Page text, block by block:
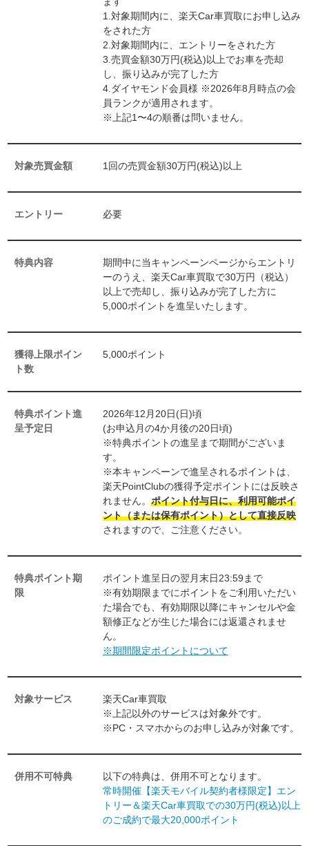
1.対象期間内に、楽天Car車買取にお申し込み
をされた方
2.対象期間内に、エントリーをされた方
3.売買金額30万円(税込)以上でお車を売却
し、振り込みが完了した方
4.ダイヤモンド会員様 ※2026年8月時点の会
員ランクが適用されます。
※上記1〜4の順番は問いません。
対象売買金額 1回の売買金額30万円(税込)以上
エントリー 必要
特典内容
期間中に当キャンペーンページからエントリ
ーのうえ、楽天Car車買取で30万円（税込）
以上で売却し、振り込みが完了した方に
5,000ポイントを進呈いたします。
獲得上限ポイン
ト数
5,000ポイント
特典ポイント進
呈予定日
2026年12月20日(日)頃
(お申込月の4か月後の20日頃)
※特典ポイントの進呈まで期間がございま
す。
※本キャンペーンで進呈されるポイントは、
楽天PointClubの獲得予定ポイントには反映さ
れません。 ポイント付与日に、利用可能ポイ
ント（または保有ポイント）として直接反映
されますので、ご注意ください。
特典ポイント期
限
ポイント進呈日の翌月末日23:59まで
※有効期限までにポイントをご利用いただい
た場合でも、有効期限以降にキャンセルや金
額修正などが生じた場合には返還されませ
ん。
※期間限定ポイントについて
対象サービス
楽天Car車買取
※上記以外のサービスは対象外です。
※PC・スマホからのお申し込みが対象です。
併用不可特典
以下の特典は、併用不可となります。
常時開催【楽天モバイル契約者様限定】エン
トリー＆楽天Car車買取での30万円(税込)以上
のご成約で最大20,000ポイント